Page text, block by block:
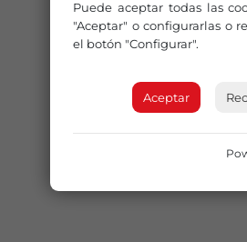
Puede aceptar todas las
"Aceptar" o configurarlas o
el botón "Configurar".
Aceptar